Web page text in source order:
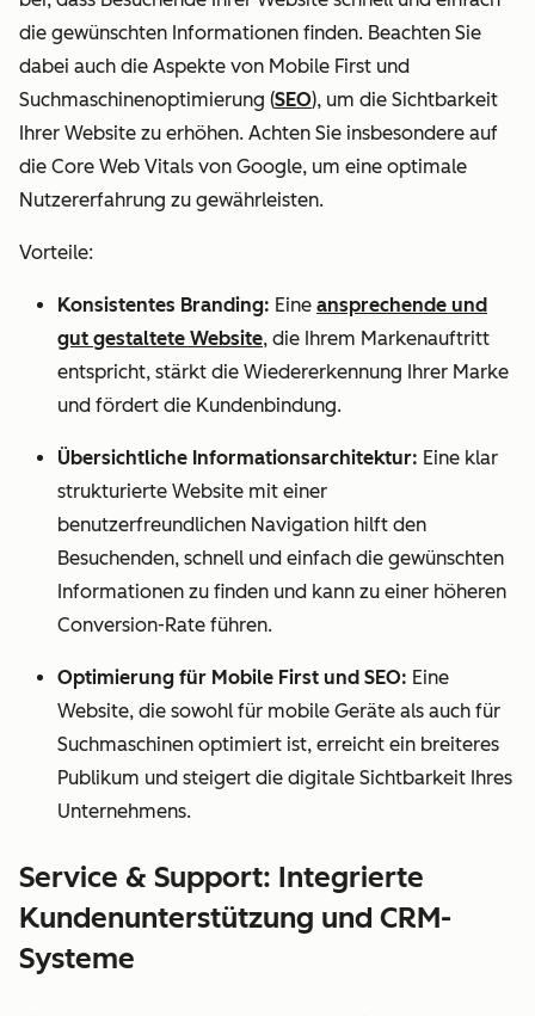
die gewünschten Informationen finden. Beachten Sie
dabei auch die Aspekte von Mobile First und
Suchmaschinenoptimierung (SEO), um die Sichtbarkeit
Ihrer Website zu erhöhen. Achten Sie insbesondere auf
die Core Web Vitals von Google, um eine optimale
Nutzererfahrung zu gewährleisten.
Vorteile:
Konsistentes Branding: Eine ansprechende und
gut gestaltete Website, die Ihrem Markenauftritt
entspricht, stärkt die Wiedererkennung Ihrer Marke
und fördert die Kundenbindung.
Übersichtliche Informationsarchitektur: Eine klar
strukturierte Website mit einer
benutzerfreundlichen Navigation hilft den
Besuchenden, schnell und einfach die gewünschten
Informationen zu finden und kann zu einer höheren
Conversion-Rate führen.
Optimierung für Mobile First und SEO: Eine
Website, die sowohl für mobile Geräte als auch für
Suchmaschinen optimiert ist, erreicht ein breiteres
Publikum und steigert die digitale Sichtbarkeit Ihres
Unternehmens.
Service & Support: Integrierte
Kundenunterstützung und CRM-
Systeme